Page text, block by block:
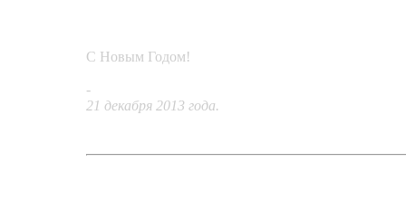
С Новым Годом!
-
21 декабря 2013 года.